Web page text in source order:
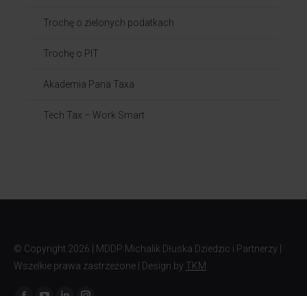
Trochę o zielonych podatkach
Trochę o PIT
Akademia Pana Taxa
Tech Tax – Work Smart
© Copyright 2026 | MDDP Michalik Dłuska Dziedzic i Partnerzy |
Wszelkie prawa zastrzeżone | Design by TKM
Znajdź nas na: